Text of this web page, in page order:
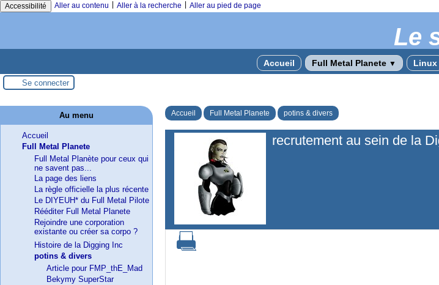
Accessibilité Aller au contenu Aller à la recherche Aller au pied de page
Le
Accueil Full Metal Planete ▼ Linux
Se connecter
Accueil Full Metal Planete potins & divers
recrutement au sein de la
Au menu
Accueil
Full Metal Planete
Full Metal Planète pour ceux qui
ne savent pas...
La page des liens
La règle officielle la plus récente
Le DIYEUH* du Full Metal Pilote
Rééditer Full Metal Planete
Rejoindre une corporation
existante ou créer sa corpo ?
Histoire de la Digging Inc
potins & divers
Article pour FMP_thE_Mad
Bekymy SuperStar